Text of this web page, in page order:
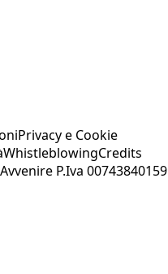
Privacy e Cookie
WhistleblowingCredits
P.Iva 00743840159